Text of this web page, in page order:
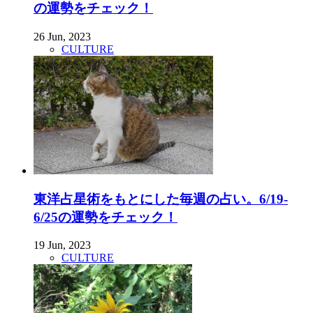
の運勢をチェック！
26 Jun, 2023
CULTURE
東洋占星術をもとにした毎週の占い。6/19-
6/25の運勢をチェック！
19 Jun, 2023
CULTURE